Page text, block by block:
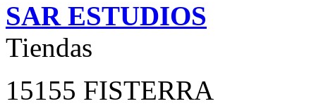
SAR ESTUDIOS
Tiendas
15155 FISTERRA